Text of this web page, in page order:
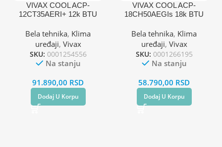
VIVAX COOL ACP-
12CT35AERI+ 12k BTU
komerc.
Bela tehnika, Klima
uređaji, Vivax
SKU: 0001254556
Na stanju
91.890,00 RSD
Dodaj U Korpu
VIVAX COOL ACP-
18CH50AEGIs 18k BTU
Bela tehnika, Klima
uređaji, Vivax
SKU: 0001266195
Na stanju
58.790,00 RSD
Dodaj U Korpu